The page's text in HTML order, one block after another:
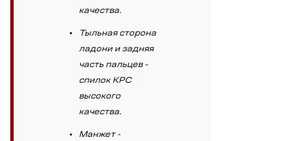
качества.
Тыльная сторона
ладони и задняя
часть пальцев -
спилок КРС
высокого
качества.
Манжет -